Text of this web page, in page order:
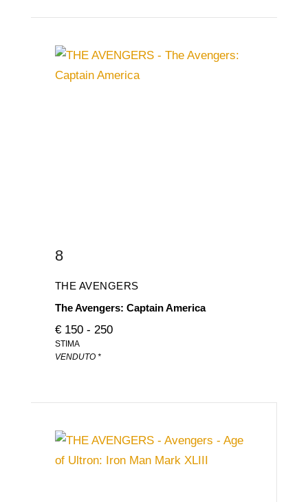
8
THE AVENGERS
The Avengers: Captain America
€ 150 - 250
STIMA
VENDUTO *